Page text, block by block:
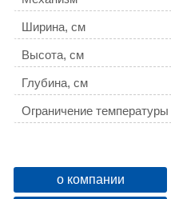
Ширина, см
Высота, см
Глубина, см
Ограничение температуры
Девиатор
Защита от обратного потока
о компании